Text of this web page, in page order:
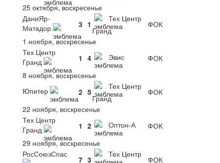
25 октября, воскресенье
ДаниЯр-
Матадор
3 1
Тех Центр
Гранд
ФОК
1 ноября, воскресенье
Тех Центр
Гранд
1 4 Эвис
ФОК
8 ноября, воскресенье
Юпитер
2 5
Тех Центр
Гранд
ФОК
22 ноября, воскресенье
Тех Центр
Гранд
1 2 Оптон-А
ФОК
29 ноября, воскресенье
РосСоюзСпас
7 3
Тех Центр
ФОК